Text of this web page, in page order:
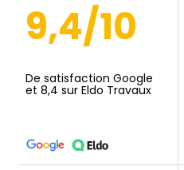
9,4/10
De satisfaction Google
et 8,4 sur Eldo Travaux